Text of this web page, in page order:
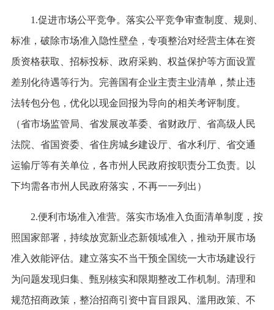
1.促进市场公平竞争。落实公平竞争审查制度、规则、
标准，破除市场准入隐性壁垒，专项整治对经营主体在资
质资格获取、招标投标、政府采购、权益保护等方面设置
差别化待遇等行为。完善国有企业主责主业清单，禁止违
法转包分包，优化以现金回报为导向的相关考评制度。
（省市场监管局、省发展改革委、省财政厅、省高级人民
法院、省国资委、省住房城乡建设厅、省水利厅、省交通
运输厅等有关单位，各市州人民政府按职责分工负责。以
下均需各市州人民政府落实，不再一一列出）
2.便利市场准入准营。落实市场准入负面清单制度，按
照国家部署，持续放宽新业态新领域准入，推动开展市场
准入效能评估。建立落实不当干预全国统一大市场建设行
为问题发现归集、甄别核实和限期整改工作机制。清理和
规范招商政策，整治招商引资中盲目跟风、滥用政策、不